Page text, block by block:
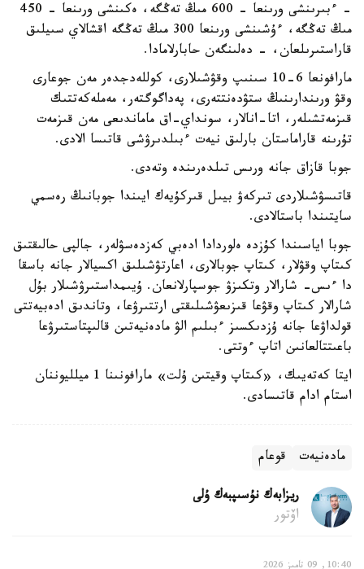
- ءبىرىنشى ورىنعا - 600 مىڭ تەڭگە، ەكىنشى ورىنعا - 450
مىڭ تەڭگە، ءۇشىنشى ورىنعا 300 مىڭ تەڭگە اقشالاي سىيلىق
قاراستىرىلعان، - دەلىنگەن حابارلامادا.
مارافونعا 6-10 سىنىپ وقۋشىلارى، كوللەدجدەر مەن جوعارى
وقۋ ورىندارىنىڭ ستۋدەنتتەرى، پەداگوگتەر، مەملەكەتتىك
قىزمەتشىلەر، اتا-انالار، سونداي-اق ماماندىعى مەن قىزمەت
تۇرىنە قاراماستان بارلىق نيەت ءبىلدىرۋشى قاتىسا الادى.
جوبا قازاق جانە ورىس تىلدەرىندە وتەدى.
قاتىسۋشىلاردى تىركەۋ بيىل قىركۇيەك ايىندا جوبانىڭ رەسمي
سايتىندا باستالادى.
جوبا اياسىندا كۇزدە ەلوردادا ادەبي كەزدەسۋلەر، جالپى حالىقتىق
كىتاپ وقۋلار، كىتاپ جوبالارى، اعارتۋشىلىق اكسيالار جانە باسقا
دا ءىس- شارالار وتكىزۋ جوسپارلانعان. ۇيىمداستىرۋشىلار بۇل
شارالار كىتاپ وقۋعا قىزىعۋشىلىقتى ارتتىرۋعا، وتاندىق ادەبيەتتى
قولداۋعا جانە ۇزدىكسىز ءبىلىم الۋ مادەنيەتىن قالىپتاستىرۋعا
باعىتتالعانىن اتاپ ءوتتى.
ايتا كەتەيىك، «كىتاپ وقيتىن ۇلت» مارافونىنا 1 ميلليوننان
استام ادام قاتىسادى.
مادەنيەت قوعام
ريزابەك نۇسىپبەك ۇلى
اۆتور